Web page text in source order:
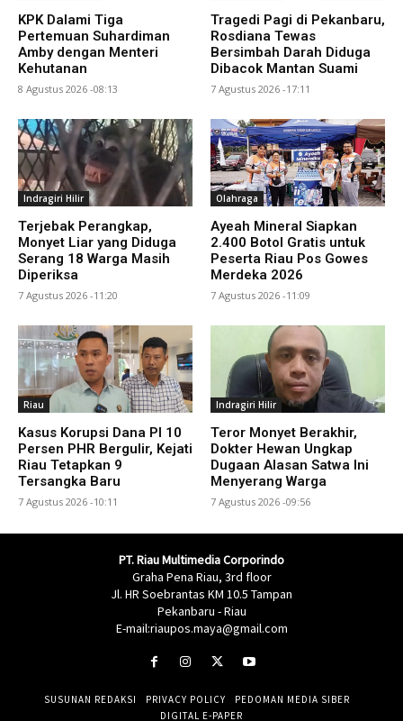
KPK Dalami Tiga
Pertemuan Suhardiman
Amby dengan Menteri
Kehutanan
8 Agustus 2026 -08:13
Tragedi Pagi di Pekanbaru,
Rosdiana Tewas
Bersimbah Darah Diduga
Dibacok Mantan Suami
7 Agustus 2026 -17:11
Indragiri Hilir
Terjebak Perangkap,
Monyet Liar yang Diduga
Serang 18 Warga Masih
Diperiksa
7 Agustus 2026 -11:20
Olahraga
Ayeah Mineral Siapkan
2.400 Botol Gratis untuk
Peserta Riau Pos Gowes
Merdeka 2026
7 Agustus 2026 -11:09
Riau
Kasus Korupsi Dana PI 10
Persen PHR Bergulir, Kejati
Riau Tetapkan 9
Tersangka Baru
7 Agustus 2026 -10:11
Indragiri Hilir
Teror Monyet Berakhir,
Dokter Hewan Ungkap
Dugaan Alasan Satwa Ini
Menyerang Warga
7 Agustus 2026 -09:56
PT. Riau Multimedia Corporindo
Graha Pena Riau, 3rd floor
Jl. HR Soebrantas KM 10.5 Tampan
Pekanbaru - Riau
E-mail:riaupos.maya@gmail.com
SUSUNAN REDAKSI PRIVACY POLICY
PEDOMAN MEDIA SIBER
DIGITAL E-PAPER